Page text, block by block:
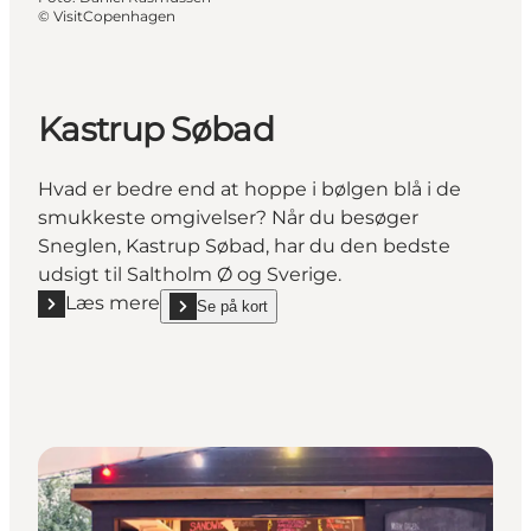
© VisitCopenhagen
Kastrup Søbad
Hvad er bedre end at hoppe i bølgen blå i de
smukkeste omgivelser? Når du besøger
Sneglen, Kastrup Søbad, har du den bedste
udsigt til Saltholm Ø og Sverige.
Læs mere
Læs mere "Kastrup Søbad"
Se på kort
show Kastrup Søbad on_map